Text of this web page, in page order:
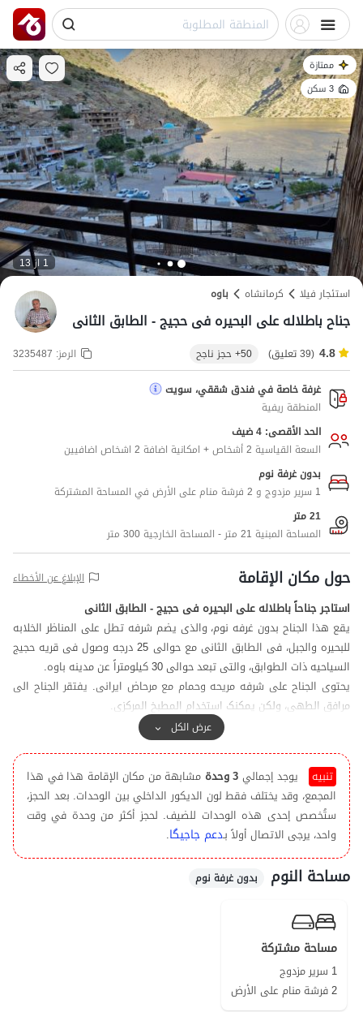
ممتازة
3 سكن
1 از 13
استئجار فيلا
کرمانشاه باوه
جناح باطلاله علی البحیره فی حجیج - الطابق الثانی
4.8 (39 تعليق) 50+ حجز ناجح الرمز: 3235487
غرفة خاصة في فندق شققي، سويت
المنطقة ريفية
الحد الأقصى: 4 ضيف
السعة القياسية 2 أشخاص + امكانية اضافة 2 اشخاص اضافيين
بدون غرفة نوم
1 سرير مزدوج و 2 فرشة منام على الأرض في المساحة المشتركة
21 متر
المساحة المبنية 21 متر - المساحة الخارجية 300 متر
حول مكان الإقامة الإبلاغ عن الأخطاء
استاجر جناحاً باطلاله علی البحیره فی حجیج - الطابق الثانی
یقع هذا الجناح بدون غرفه نوم، والذی یضم شرفه تطل علی المناظر الخلابه
للبحیره والجبل، فی الطابق الثانی مع حوالی 25 درجه وصول فی قریه حجیج
السیاحیه ذات الطوابق، والتی تبعد حوالی 30 کیلومتراً عن مدینه باوه.
یحتوی الجناح علی شرفه مریحه وحمام مع مرحاض ایرانی. یفتقر الجناح الی
مرافق الطهی، ولکن یمکنک استخدام المطبخ المرکزی.
یقیم موظف استقبال علی مدار 24 ساعه فی المبنی، ولتعزیز الامان، تم
تجهیز المناطق المشترکه بکامیرات مراقبه. یرجی ملاحظه ان مکان الاقامه لا
یحتوی علی موقف خاص للسیارات، ولکن یتوفر موقف عام علی بعد 80 متراً
من الوحده.
یمکن توفیر وجبات الافطار والغداء والعشاء مقابل تکلفه اضافیه وبالتنسیق
المسبق مع المضیف.
لتلبیه احتیاجاتکم الاساسیه، یمکنکم استخدام السوبر مارکت والمخبز اللذین
یقعان علی بعد حوالی 100 متر من مکان الاقامه.
جوده شبکه الهاتف المحمول للمکالمات جیده، وخدمه الانترنت لمشغل همره
قریه حجیج، سد داریان، اورامان تخت، سوق باوه الحدودی، قریه خانقاه، شلال
داریبار، ومرعی فیمیر الصیفی هی مجرد جزء من المعالم السیاحیه فی هذه
المنطقه.
عرض الكل
تنبيه يوجد إجمالي 3 وحدة
مشابهة من مكان الإقامة هذا في هذا
المجمع، وقد يختلف فقط لون الديكور الداخلي بين الوحدات. بعد الحجز،
ستُخصص إحدى هذه الوحدات للضيف. لحجز أكثر من وحدة في وقت
واحد، يرجى الاتصال أولاً بـدعم جاجیگا.
مساحة النوم بدون غرفة نوم
مساحة مشتركة
1 سرير مزدوج
2 فرشة منام على الأرض